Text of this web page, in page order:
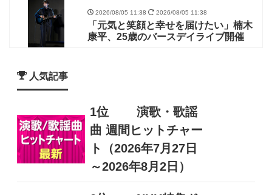
2026/08/05 11:38 2026/08/05 11:38
「元気と笑顔と幸せを届けたい」楠木
康平、25歳のバースデイライブ開催
人気記事
1位
演歌・歌謡
曲 週間ヒットチャー
ト（2026年7月27日
～2026年8月2日）